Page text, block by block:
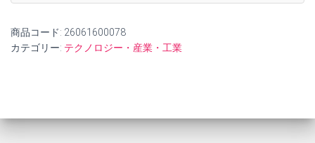
商品コード: 26061600078
カテゴリー: テクノロジー・産業・工業